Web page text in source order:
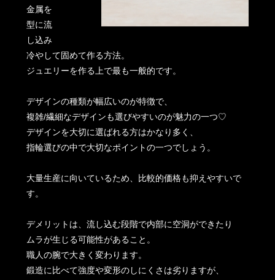
金属を
型に流
し込み
冷やして固めて作る方法。
ジュエリーを作る上で最も一般的です。
デザインの種類が幅広いのが特徴で、
複雑/繊細なデザインも選びやすいのが魅力の一つ♡
デザインを大切に選ばれる方はかなり多く、
指輪選びの中で大切なポイントの一つでしょう。
大量生産に向いているため、比較的価格も抑えやすいで
す。
デメリットは、流し込む段階で内部に空洞ができたり
ムラが生じる可能性があること。
職人の腕で大きく変わります。
鍛造に比べて強度や変形のしにくさは劣りますが、